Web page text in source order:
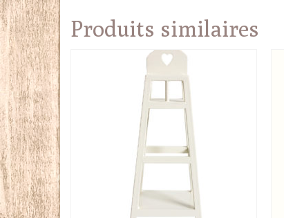
Produits similaires